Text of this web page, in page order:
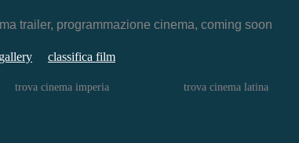
trailer, programmazione cinema, coming soon
classifica film
trova cinema imperia trova cinema latina